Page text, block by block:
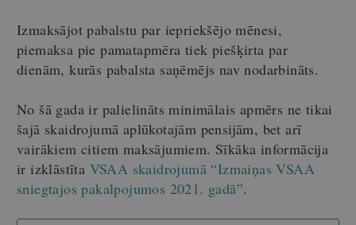
Izmaksājot pabalstu par iepriekšējo mēnesi,
piemaksa pie pamatapmēra tiek piešķirta par
dienām, kurās pabalsta saņēmējs nav nodarbināts.
No šā gada ir palielināts minimālais apmērs ne tikai
šajā skaidrojumā aplūkotajām pensijām, bet arī
vairākiem citiem maksājumiem. Sīkāka informācija
ir izklāstīta VSAA skaidrojumā “Izmaiņas VSAA
sniegtajos pakalpojumos 2021. gadā”.